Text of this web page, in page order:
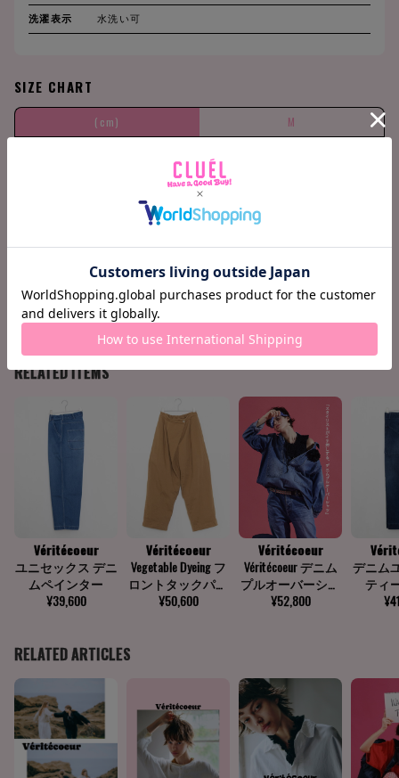
洗濯表示 水洗い可
SIZE CHART
(cm)
M
158cm / 51k
g
Crotch +11c
m
Find your siz
e